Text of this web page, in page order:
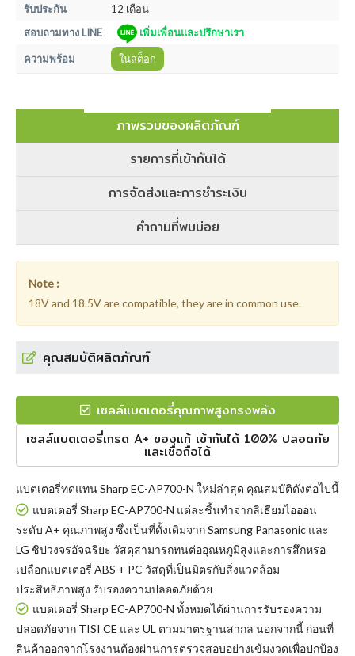
รับประกัน
12 เดือน
สอบถามทาง LINE
เพิ่มเพื่อนและปรึกษาเรา
ความพร้อม ในสต็อก
ภาพรวมของผลิตภัณฑ์
รายการที่เข้ากันได้
การจัดส่งและการชำระเงิน
คำถามที่พบบ่อย
Note :
18V and 18.5V are compatible, they are in common use.
คุณสมบัติผลิตภัณฑ์
เซลล์แบตเตอรี่คุณภาพสูงทรงพลัง
เซลล์แบตเตอรี่เกรด A+ ของแท้ เข้ากันได้ 100% ปลอดภัย
และเชื่อถือได้
แบตเตอรี่ทดแทน Sharp EC-AP700-N ใหม่ล่าสุด คุณสมบัติดังต่อไปนี้
แบตเตอรี่ Sharp EC-AP700-N แต่ละชิ้นทำจากลิเธียมไอออน
ระดับ A+ คุณภาพสูง ซึ่งเป็นที่ดั้งเดิมจาก Samsung Panasonic และ
LG ชิปวงจรอัจฉริยะ วัสดุสามารถทนต่ออุณหภูมิสูงและการสึกหรอ
เปลือกแบตเตอรี่ ABS + PC วัสดุที่เป็นมิตรกับสิ่งแวดล้อม
ประสิทธิภาพสูง รับรองความปลอดภัยด้วย
แบตเตอรี่ Sharp EC-AP700-N ทั้งหมดได้ผ่านการรับรองความ
ปลอดภัยจาก TISI CE และ UL ตามมาตรฐานสากล นอกจากนี้ ก่อนที่
สินค้าออกจากโรงงานต้องผ่านการตรวจสอบอย่างเข้มงวดเพื่อปกป้อง